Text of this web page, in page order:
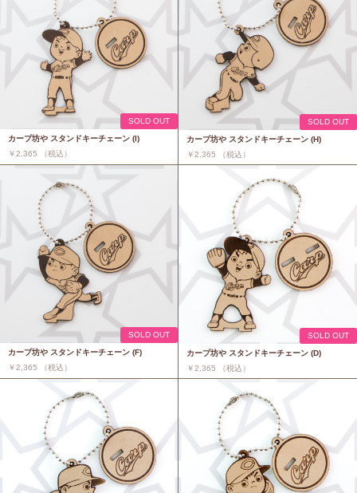
SOLD OUT
カープ坊や スタンドキーチェーン (I)
￥2,365 （税込）
SOLD OUT
カープ坊や スタンドキーチェーン (H)
￥2,365 （税込）
SOLD OUT
カープ坊や スタンドキーチェーン (F)
￥2,365 （税込）
SOLD OUT
カープ坊や スタンドキーチェーン (D)
￥2,365 （税込）